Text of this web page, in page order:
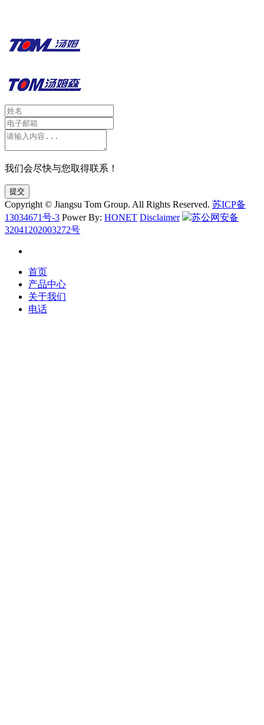
我们会尽快与您取得联系！
提交
Copyright © Jiangsu Tom Group. All Rights Reserved. 苏ICP备
13034671号-3 Power By: HONET Disclaimer
苏公网安备
32041202003272号
首页
产品中心
关于我们
电话